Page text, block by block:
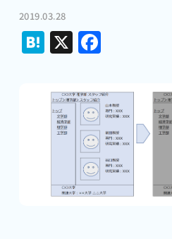
2019.03.28
Hatena
X